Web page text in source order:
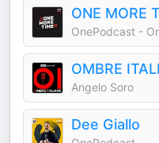
ONE MORE
OnePodcast -
OMBRE
Angelo Soro
Dee Giallo